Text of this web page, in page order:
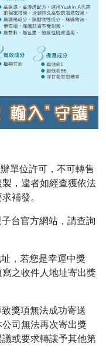
單位許可，不可轉售
，違者如經查獲依法
補發。
台官方網站，請查詢
，若您是幸運中獎
之收件人地址寄出獎
獎項無法成功寄送
司無法再次寄出獎
或要求轉讓予其他第